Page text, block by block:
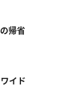
帰省
イド